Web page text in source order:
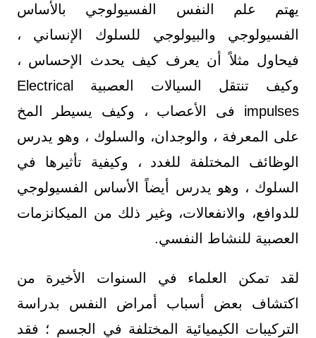
يهتم علم النفس الفسيولوجي بالأساس
الفسيولوجي والبيولوجي للسلوك الإنساني ،
فيحاول مثلاً أن يعرف كيف يحدث الإحساس ،
وكيف تنتقل السيالات العصبية Electrical
impulses فى الأعصاب ، وكيف يسيطر المخ
على المعرفة ، والوجدان، والسلوك ، وهو يدرس
الوظائف المختلفة للغدد ، وكيفية تأثيرها في
السلوك ، وهو يدرس أيضاً الأساس الفسيولوجي
للدوافع، والانفعالات، وغير ذلك من الميكانزمات
العصبية للنشاط النفسي.
لقد تمكن العلماء في السنوات الأخيرة من
اكتشاف بعض أسباب أمراض النفس بدراسة
التركيبات الكيميائية المختلفة في الجسم ؛ فقد